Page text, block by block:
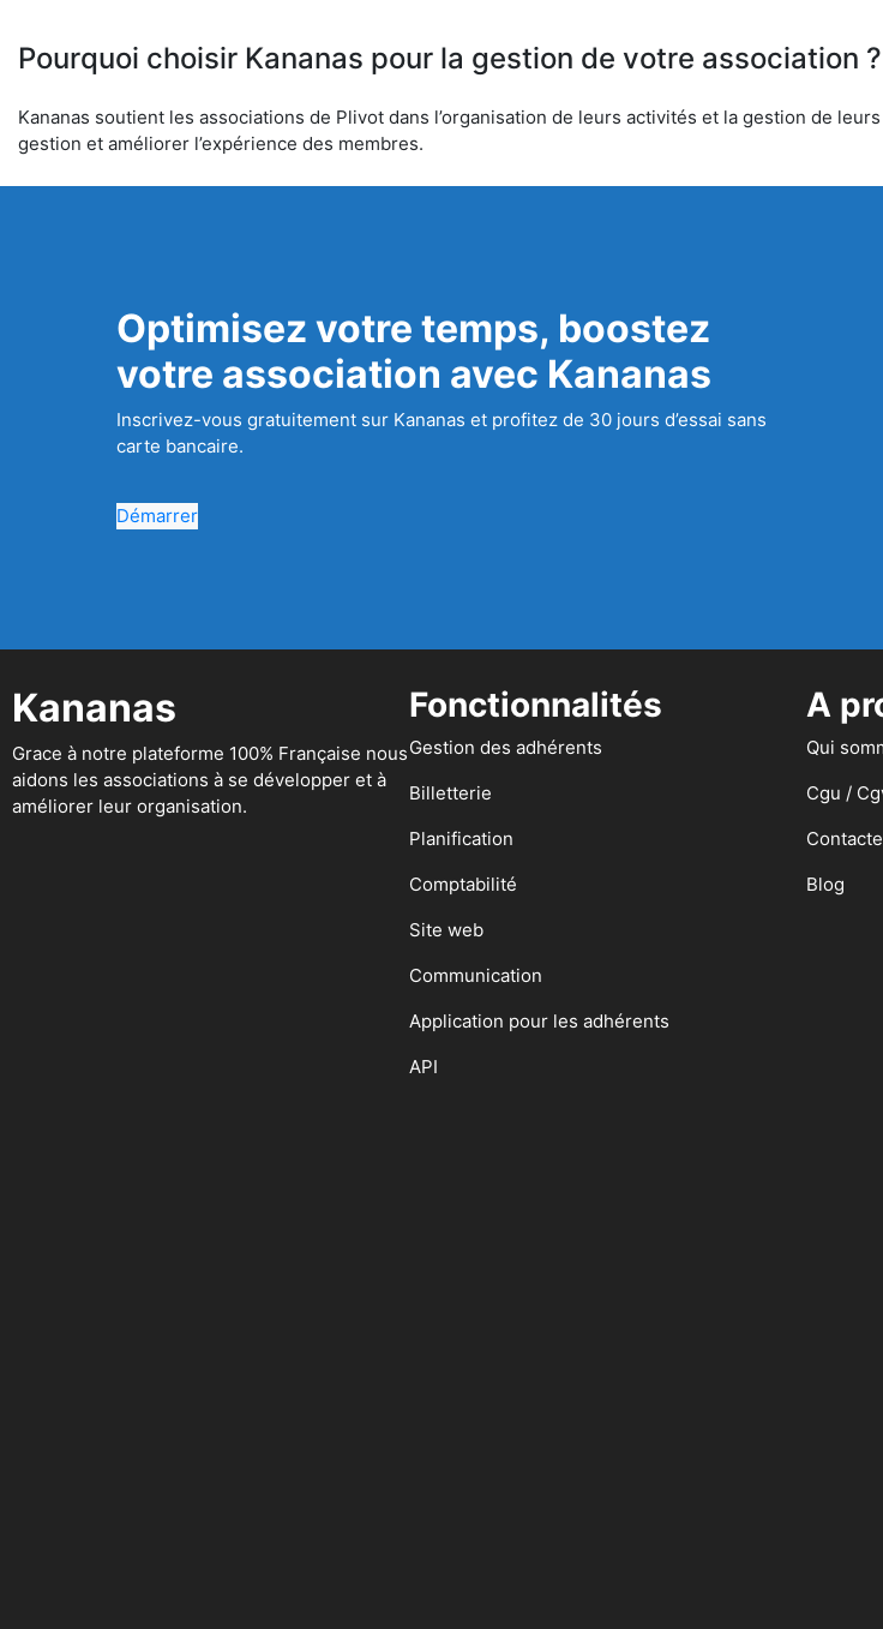
Pourquoi choisir Kananas pour la gestion de votre association ?
Kananas soutient les associations de Plivot dans l’organisation de leurs activités et la gestion de
gestion et améliorer l’expérience des membres.
Optimisez votre temps, boostez
votre association avec Kananas
Inscrivez-vous gratuitement sur Kananas et profitez de 30 jours d’essai sans
carte bancaire.
Démarrer
Kananas
Grace à notre plateforme 100% Française nous
aidons les associations à se développer et à
améliorer leur organisation.
Fonctionnalités
Gestion des adhérents
Billetterie
Planification
Comptabilité
Site web
Communication
Application pour les adhérents
API
A
Qui
Cgu /
Blog